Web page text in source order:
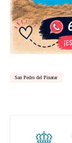
San Pedro del Pinatar